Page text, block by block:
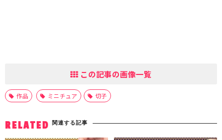
この記事の画像一覧
作品 ミニチュア 切子
RELATED 関連する記事